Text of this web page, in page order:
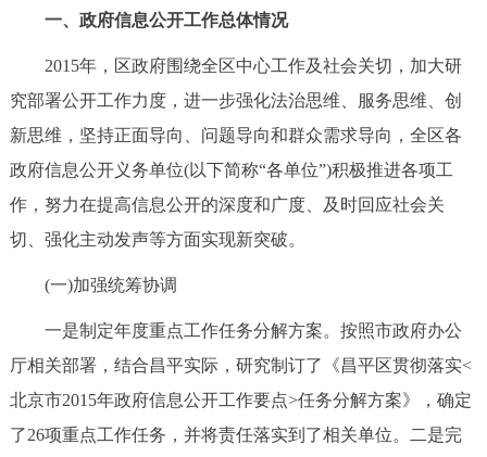
参与调查 在线访谈 图说互动
走进北京
北京概况 十六区概览 人文北京
绿色北京 图说北京
多语种
ENGLISH 한국어 日本語
DEUTSCH FRANÇAIS РУССКИЙ ЯЗЫК
一、政府信息公开工作总体情况
2015年，区政府围绕全区中心工作及社会关切，加大研
究部署公开工作力度，进一步强化法治思维、服务思维、创
新思维，坚持正面导向、问题导向和群众需求导向，全区各
政府信息公开义务单位(以下简称“各单位”)积极推进各项工
作，努力在提高信息公开的深度和广度、及时回应社会关
切、强化主动发声等方面实现新突破。
(一)加强统筹协调
一是制定年度重点工作任务分解方案。按照市政府办公
厅相关部署，结合昌平实际，研究制订了《昌平区贯彻落实<
北京市2015年政府信息公开工作要点>任务分解方案》，确定
了26项重点工作任务，并将责任落实到了相关单位。二是完